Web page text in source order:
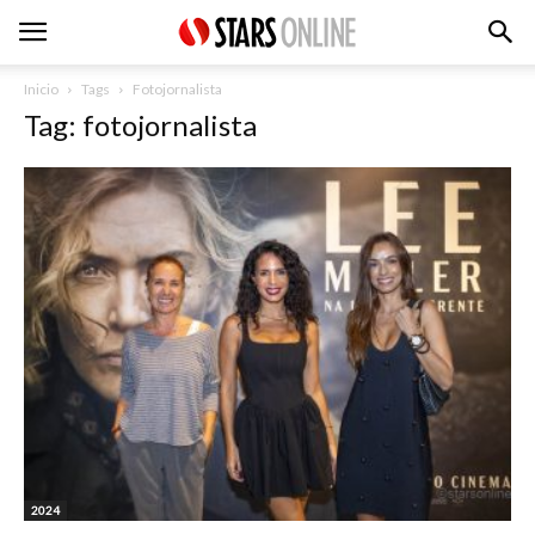
Inicio Tags Fotojornalista
Tag: fotojornalista
2024